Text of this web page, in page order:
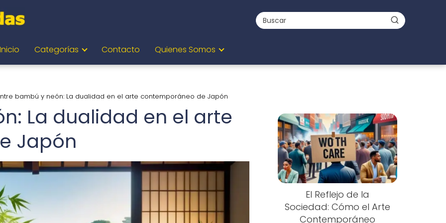
Inicio Categorías Contacto Quienes Somos
bambú y neón: La dualidad en el arte contemporáneo de Japón
La dualidad en el arte
Japón
El Reflejo de la
Sociedad: Cómo el Arte
Contemporáneo